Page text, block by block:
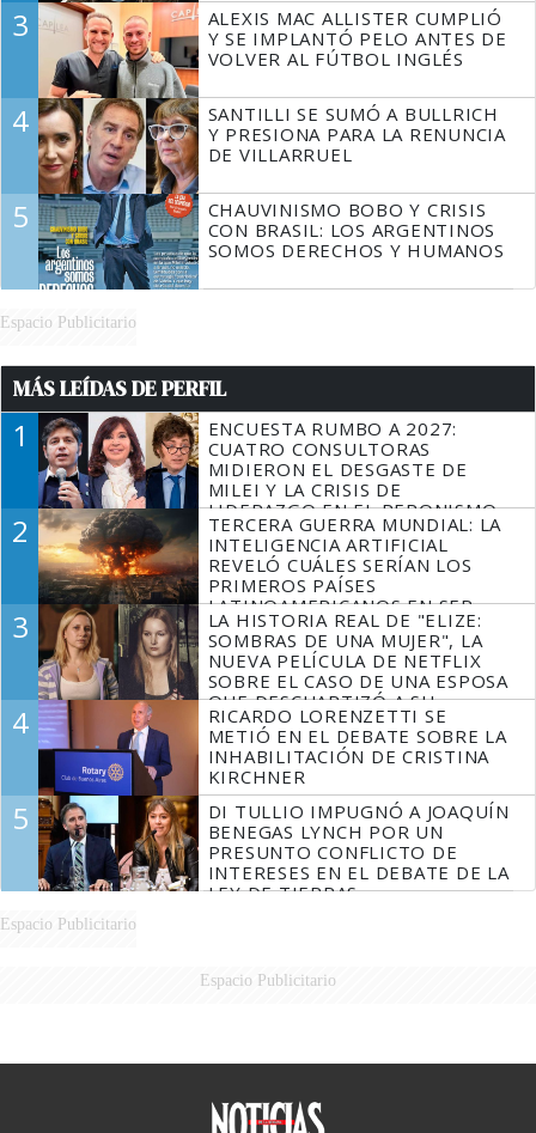
3
ALEXIS MAC ALLISTER CUMPLIÓ
Y SE IMPLANTÓ PELO ANTES DE
VOLVER AL FÚTBOL INGLÉS
4
SANTILLI SE SUMÓ A BULLRICH
Y PRESIONA PARA LA RENUNCIA
DE VILLARRUEL
5
CHAUVINISMO BOBO Y CRISIS
CON BRASIL: LOS ARGENTINOS
SOMOS DERECHOS Y HUMANOS
Espacio Publicitario
MÁS LEÍDAS DE PERFIL
1
ENCUESTA RUMBO A 2027:
CUATRO CONSULTORAS
MIDIERON EL DESGASTE DE
MILEI Y LA CRISIS DE
LIDERAZGO EN EL PERONISMO
2
TERCERA GUERRA MUNDIAL: LA
INTELIGENCIA ARTIFICIAL
REVELÓ CUÁLES SERÍAN LOS
PRIMEROS PAÍSES
LATINOAMERICANOS EN SER
DERROTADOS
3
LA HISTORIA REAL DE "ELIZE:
SOMBRAS DE UNA MUJER", LA
NUEVA PELÍCULA DE NETFLIX
SOBRE EL CASO DE UNA ESPOSA
QUE DESCUARTIZÓ A SU
MARIDO
4
RICARDO LORENZETTI SE
METIÓ EN EL DEBATE SOBRE LA
INHABILITACIÓN DE CRISTINA
KIRCHNER
5
DI TULLIO IMPUGNÓ A JOAQUÍN
BENEGAS LYNCH POR UN
PRESUNTO CONFLICTO DE
INTERESES EN EL DEBATE DE LA
LEY DE TIERRAS
Espacio Publicitario
Espacio Publicitario